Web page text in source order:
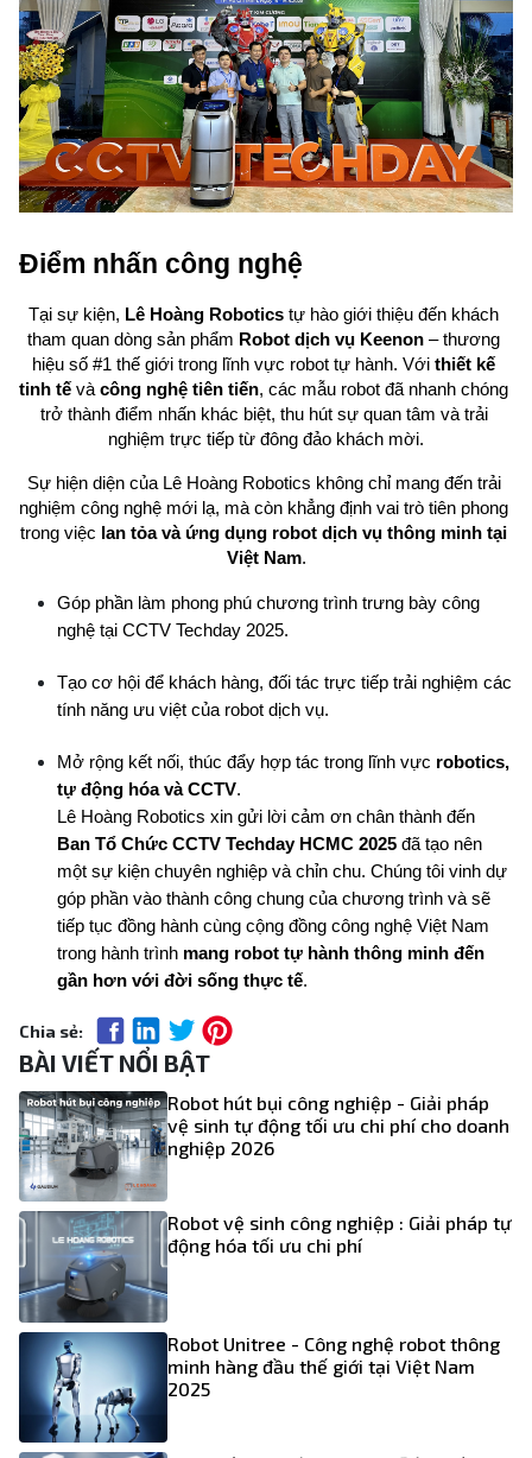
Điểm nhấn công nghệ
Tại sự kiện, Lê Hoàng Robotics tự hào giới thiệu đến khách
tham quan dòng sản phẩm Robot dịch vụ Keenon – thương
hiệu số #1 thế giới trong lĩnh vực robot tự hành. Với thiết kế
tinh tế và công nghệ tiên tiến, các mẫu robot đã nhanh chóng
trở thành điểm nhấn khác biệt, thu hút sự quan tâm và trải
nghiệm trực tiếp từ đông đảo khách mời.
Sự hiện diện của Lê Hoàng Robotics không chỉ mang đến trải
nghiệm công nghệ mới lạ, mà còn khẳng định vai trò tiên phong
trong việc lan tỏa và ứng dụng robot dịch vụ thông minh tại
Việt Nam.
Góp phần làm phong phú chương trình trưng bày công
nghệ tại CCTV Techday 2025.
Tạo cơ hội để khách hàng, đối tác trực tiếp trải nghiệm các
tính năng ưu việt của robot dịch vụ.
Mở rộng kết nối, thúc đẩy hợp tác trong lĩnh vực robotics,
tự động hóa và CCTV.
Ban Tổ Chức CCTV Techday HCMC 2025 đã tạo nên
một sự kiện chuyên nghiệp và chỉn chu. Chúng tôi vinh dự
góp phần vào thành công chung của chương trình và sẽ
tiếp tục đồng hành cùng cộng đồng công nghệ Việt Nam
trong hành trình mang robot tự hành thông minh đến
gần hơn với đời sống thực tế.
Chia sẻ:
BÀI VIẾT NỔI BẬT
Robot hút bụi công nghiệp - Giải pháp
vệ sinh tự động tối ưu chi phí cho doanh
nghiệp 2026
Robot vệ sinh công nghiệp : Giải pháp tự
động hóa tối ưu chi phí
Robot Unitree - Công nghệ robot thông
minh hàng đầu thế giới tại Việt Nam
2025